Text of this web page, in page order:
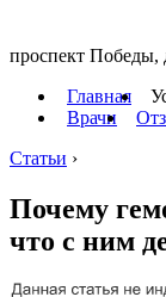
проспект Победы,
Главная
Врачи
Статьи ›
Почему
что с ним